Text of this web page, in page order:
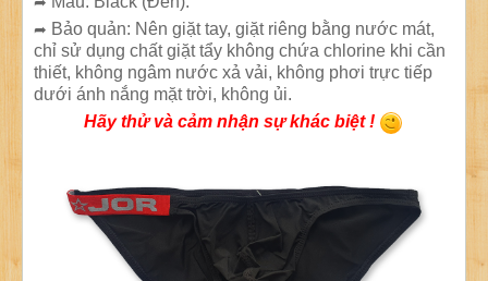
➦ Bảo quản: Nên giặt tay, giặt riêng bằng nước mát,
chỉ sử dụng chất giặt tẩy không chứa chlorine khi cần
thiết, không ngâm nước xả vải, không phơi trực tiếp
dưới ánh nắng mặt trời, không ủi.
Hãy thử và cảm nhận sự khác biệt !